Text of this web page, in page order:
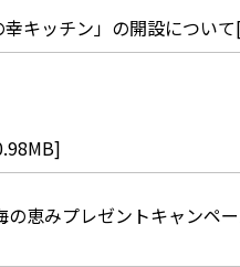
キッチン」の開設につい
の恵みプレゼントキャンペ